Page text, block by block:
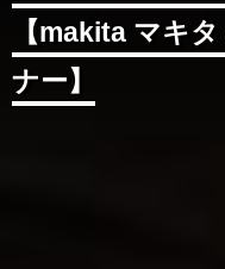
【makita マキ
ナー】